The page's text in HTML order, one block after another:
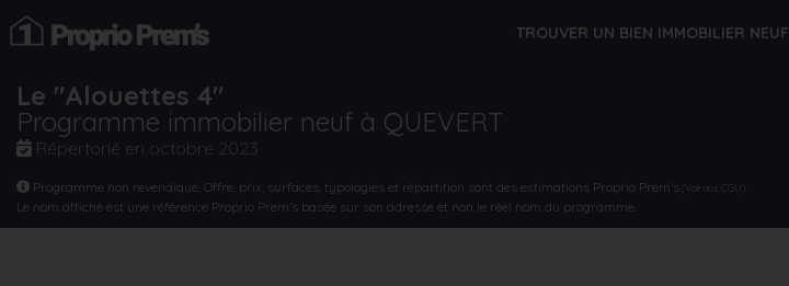
TROUVER UN BIEN IMMOBILIER NEUF
Le "Alouettes 4"
Programme immobilier neuf à QUEVERT
Répertorié en octobre 2023
Programme non revendiqué. Offre, prix, surfaces, typologies et répartition sont des estimations Proprio Prem’s (Voir nos CGU)
Le nom affiché est une référence Proprio Prem’s basée sur son adresse et non le réel nom du programme.